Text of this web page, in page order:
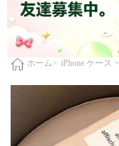
ホーム> iPhone ケース >